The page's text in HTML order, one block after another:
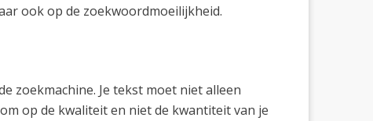
ook op de zoekwoordmoeilijkheid.
zoekmachine. Je tekst moet niet alleen
op de kwaliteit en niet de kwantiteit van je